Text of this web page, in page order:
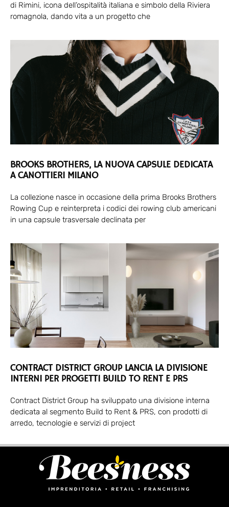
di Rimini, icona dell’ospitalità italiana e simbolo della Riviera
romagnola, dando vita a un progetto che
BROOKS BROTHERS, LA NUOVA CAPSULE DEDICATA
A CANOTTIERI MILANO
La collezione nasce in occasione della prima Brooks Brothers
Rowing Cup e reinterpreta i codici dei rowing club americani
in una capsule trasversale declinata per
CONTRACT DISTRICT GROUP LANCIA LA DIVISIONE
INTERNI PER PROGETTI BUILD TO RENT E PRS
Contract District Group ha sviluppato una divisione interna
dedicata al segmento Build to Rent & PRS, con prodotti di
arredo, tecnologie e servizi di project